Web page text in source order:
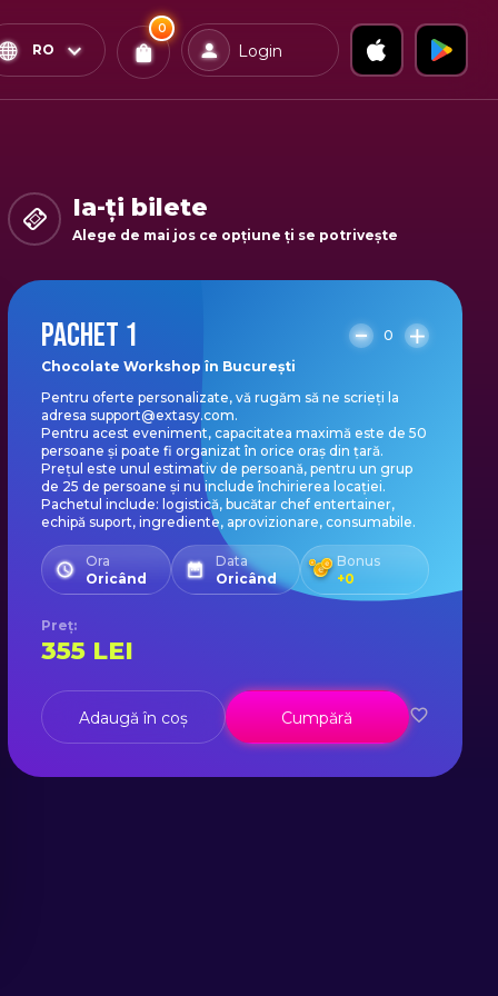
RO
0
Ai0
x0
Bilete
Confirmă & Plătește
Login
Ia-ți bilete
Alege de mai jos ce opțiune ți se potrivește
PACHET 1
0
Chocolate Workshop în București
Pentru oferte personalizate, vă rugăm să ne scrieți la
adresa support@extasy.com.
Pentru acest eveniment, capacitatea maximă este de 50
persoane și poate fi organizat în orice oraș din țară.
Prețul este unul estimativ de persoană, pentru un grup
de 25 de persoane și nu include închirierea locației.
Pachetul include: logistică, bucătar chef entertainer,
echipă suport, ingrediente, aprovizionare, consumabile.
Ora
Oricând
Data
Oricând
Bonus
+0
Preț:
355 LEI
Adaugă în coș Cumpără